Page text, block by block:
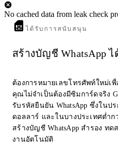
No cached data from leak check
ได้รับการสนับสนุน
สร้างบัญชี WhatsApp
ต้องการหมายเลขโทรศัพท์ใหม่เ
คุณไม่จำเป็นต้องมีซิมการ์ดจริง
รับรหัสยืนยัน WhatsApp ซึ่งในป
ดอลลาร์ และในบางประเทศต่ำก
สร้างบัญชี WhatsApp สำรอง ท
งานอัตโนมัติ